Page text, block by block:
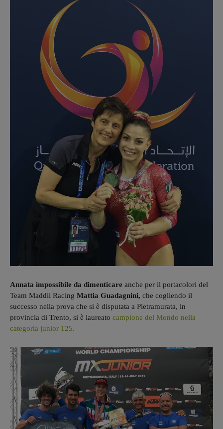
Annata impossibile da dimenticare anche per il portacolori del
Team Maddii Racing Mattia Guadagnini, che cogliendo il
successo nella prova che si è disputata a Pietramurata, in
provincia di Trento, si è laureato campione del Mondo nella
categoria junior 125.